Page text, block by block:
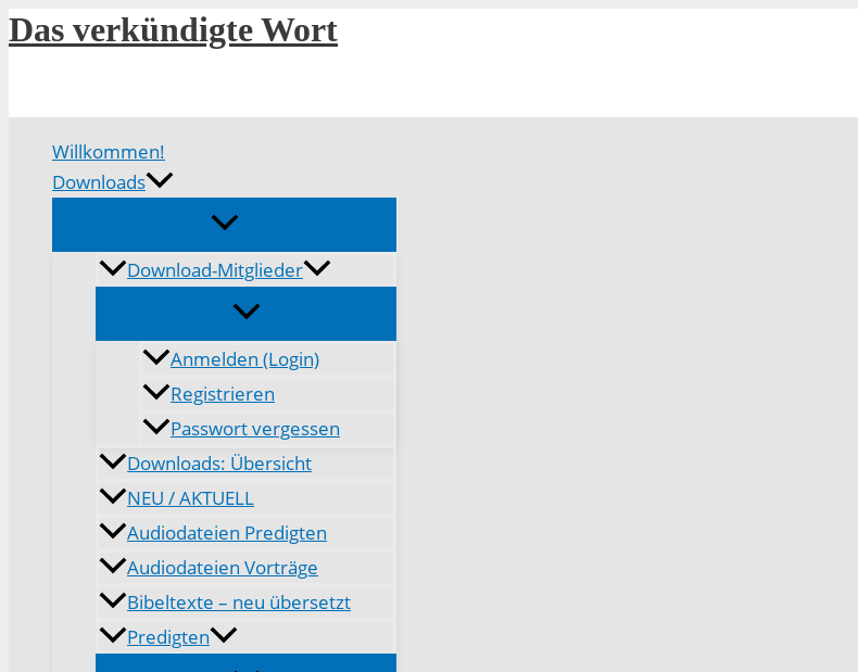
Zum
Inhalt
Das verkündigte Wort
Willkommen!
Downloads
Download-Mitglieder
Anmelden (Login)
Registrieren
Passwort vergessen
Downloads: Übersicht
NEU / AKTUELL
Audiodateien Predigten
Audiodateien Vorträge
Bibeltexte – neu übersetzt
Predigten